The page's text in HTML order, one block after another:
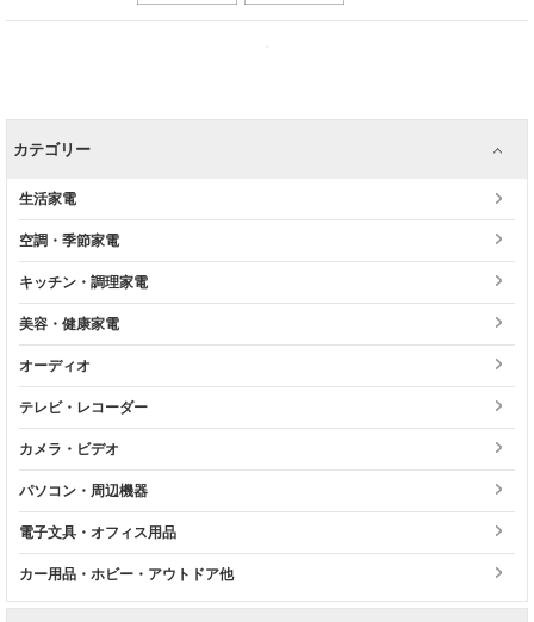
カテゴリー
生活家電
空調・季節家電
キッチン・調理家電
美容・健康家電
オーディオ
テレビ・レコーダー
カメラ・ビデオ
パソコン・周辺機器
電子文具・オフィス用品
カー用品・ホビー・アウトドア他